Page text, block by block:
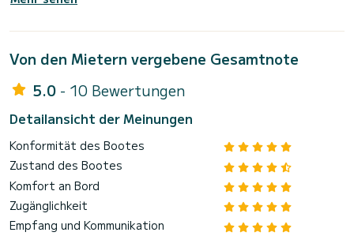
Von den Mietern vergebene Gesamtnote
5.0 - 10 Bewertungen
Detailansicht der Meinungen
Konformität des Bootes
Zustand des Bootes
Komfort an Bord
Zugänglichkeit
Empfang und Kommunikation